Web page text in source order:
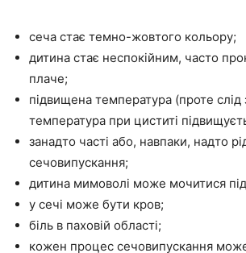
сеча стає темно-жовтого кольору;
дитина стає неспокійним, часто
плаче;
підвищена температура (проте слід
температура при циститі
занадто часті або, навпаки, надто
сечовипускання;
дитина мимоволі може мочитися
у сечі може бути кров;
біль в паховій області;
кожен процес сечовипускання